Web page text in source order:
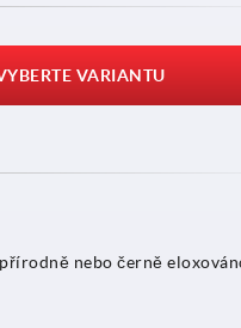
VARIANTU
nebo černě